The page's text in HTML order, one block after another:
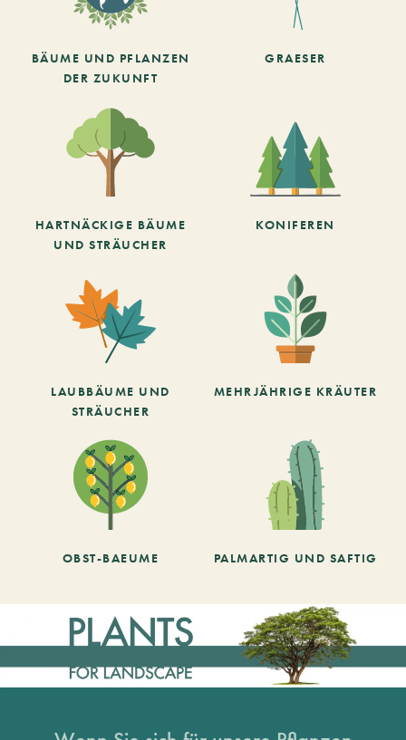
BÄUME UND PFLANZEN
DER ZUKUNFT
GRAESER
HARTNÄCKIGE BÄUME
UND STRÄUCHER
KONIFEREN
LAUBBÄUME UND
STRÄUCHER
MEHRJÄHRIGE KRÄUTER
OBST-BAEUME PALMARTIG UND SAFTIG